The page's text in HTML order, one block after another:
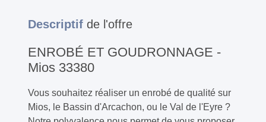
Descriptif de l'offre
ENROBÉ ET GOUDRONNAGE -
Mios 33380
Vous souhaitez réaliser un enrobé de qualité sur
Mios, le Bassin d'Arcachon, ou le Val de l'Eyre ?